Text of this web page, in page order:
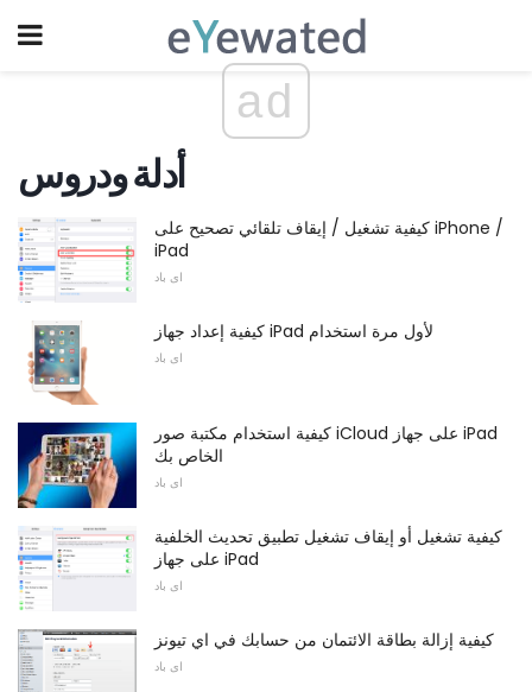
ad
أدلة ودروس
كيفية تشغيل / إيقاف تلقائي تصحيح على iPhone /
iPad
اى باد
كيفية إعداد جهاز iPad لأول مرة استخدام
اى باد
كيفية استخدام مكتبة صور iCloud على جهاز iPad
الخاص بك
اى باد
كيفية تشغيل أو إيقاف تشغيل تطبيق تحديث الخلفية
على جهاز iPad
اى باد
كيفية إزالة بطاقة الائتمان من حسابك في اي تيونز
اى باد